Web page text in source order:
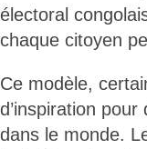
électoral
chaque citoyen
Ce modèle,
d’inspiration
dans le monde.